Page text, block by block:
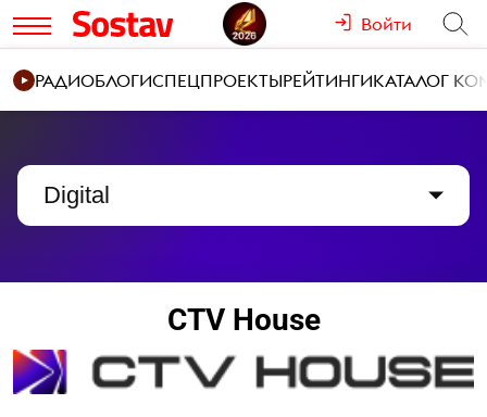
Войти
РАДИОБЛОГИСПЕЦПРОЕКТЫРЕЙТИНГИКАТАЛОГ
Digital
CTV House